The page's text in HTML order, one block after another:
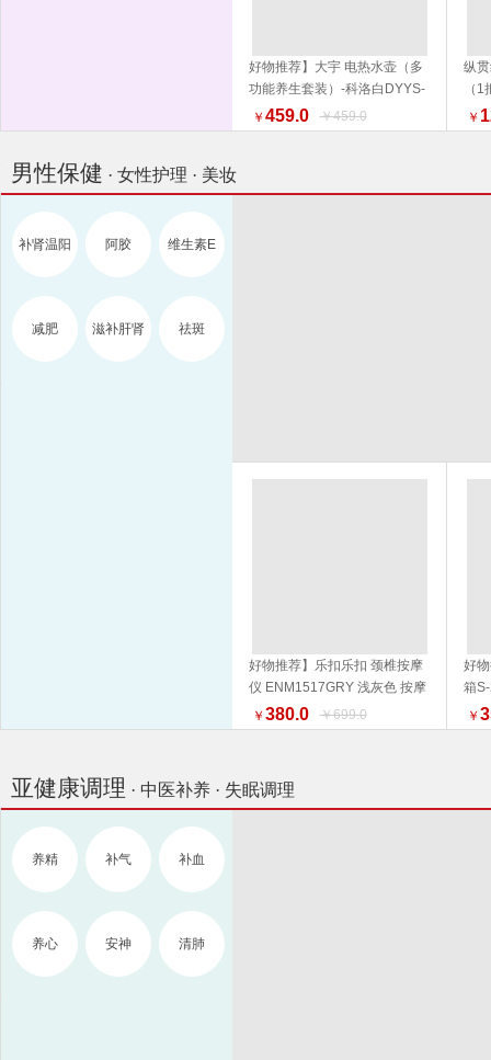
好物推荐】大宇 电热水壶（多
功能养生套装）-科洛白DYYS-
12Y18 水壶 电热水壶 品质生活
厨具 换新季 健康生活家居
￥ 459.0 ￥459.0
纵
（
外
￥
男性保健 · 女性护理 · 美妆
补肾温阳 阿胶 维生素E
减肥 滋补肝肾 祛斑
好物推荐】乐扣乐扣 颈椎按摩
仪 ENM1517GRY 浅灰色 按摩
器 品质生活 健康生活家居
￥ 380.0 ￥699.0
好
箱
外
￥
亚健康调理 · 中医补养 · 失眠调理
养精 补气 补血
养心 安神 清肺